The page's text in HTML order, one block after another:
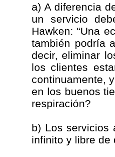
a) A diferencia
un servicio
Hawken: “Una
también podría
decir, eliminar
los clientes
continuamente,
en los buenos
respiración?
b) Los servicios
infinito y libre de